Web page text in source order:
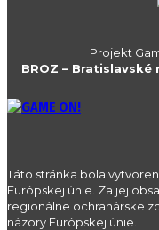
Projekt
BROZ –
Táto stránka bola
Európskej únie. Za jej
regionálne ochranárske
názory Európskej únie.